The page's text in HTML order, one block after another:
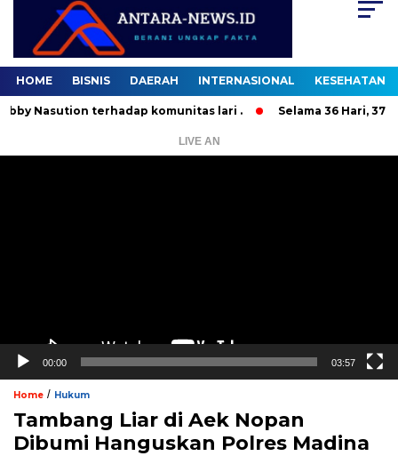
HOME BISNIS DAERAH INTERNASIONAL KESEHATAN
terhadap komunitas lari . Selama 36 Hari, 37
LIVE AN
00:00 03:57
Home / Hukum
Tambang Liar di Aek Nopan
Dibumi Hanguskan Polres Madina